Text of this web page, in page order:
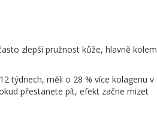
zlepší pružnost kůže, hlavně kolem
týdnech, měli o 28 % více kolagenu v
přestanete pít, efekt začne mizet